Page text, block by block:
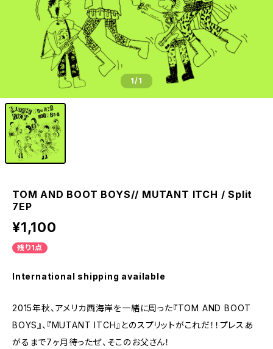
1/1
TOM AND BOOT BOYS// MUTANT ITCH / Split
7EP
¥1,100
残り1点
International shipping available
2015年秋、アメリカ西海岸を一緒に周った『TOM AND BOOT
BOYS』、『MUTANT ITCH』とのスプリットがこれだ！！プレスあ
がるまで7ヶ月待ったぜ、そこのお父さん！